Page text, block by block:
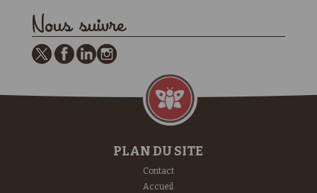
Nous suivre
PLAN DU SITE
Contact
Accueil